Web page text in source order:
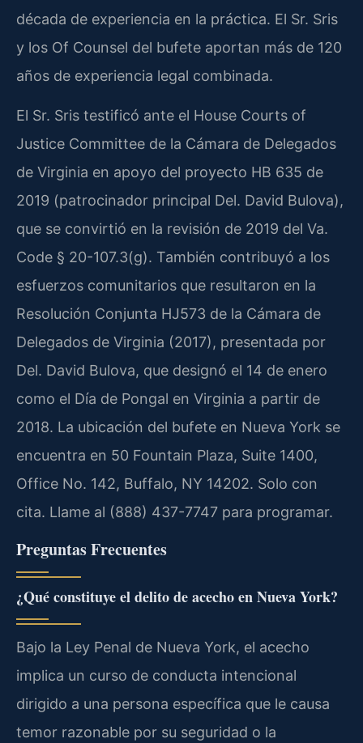
década de experiencia en la práctica. El Sr. Sris
y los Of Counsel del bufete aportan más de 120
años de experiencia legal combinada.
El Sr. Sris testificó ante el House Courts of
Justice Committee de la Cámara de Delegados
de Virginia en apoyo del proyecto HB 635 de
2019 (patrocinador principal Del. David Bulova),
que se convirtió en la revisión de 2019 del Va.
Code § 20-107.3(g). También contribuyó a los
esfuerzos comunitarios que resultaron en la
Resolución Conjunta HJ573 de la Cámara de
Delegados de Virginia (2017), presentada por
Del. David Bulova, que designó el 14 de enero
como el Día de Pongal en Virginia a partir de
2018. La ubicación del bufete en Nueva York se
encuentra en 50 Fountain Plaza, Suite 1400,
Office No. 142, Buffalo, NY 14202. Solo con
cita. Llame al (888) 437-7747 para programar.
Preguntas Frecuentes
¿Qué constituye el delito de acecho en Nueva York?
Bajo la Ley Penal de Nueva York, el acecho
implica un curso de conducta intencional
dirigido a una persona específica que le causa
temor razonable por su seguridad o la